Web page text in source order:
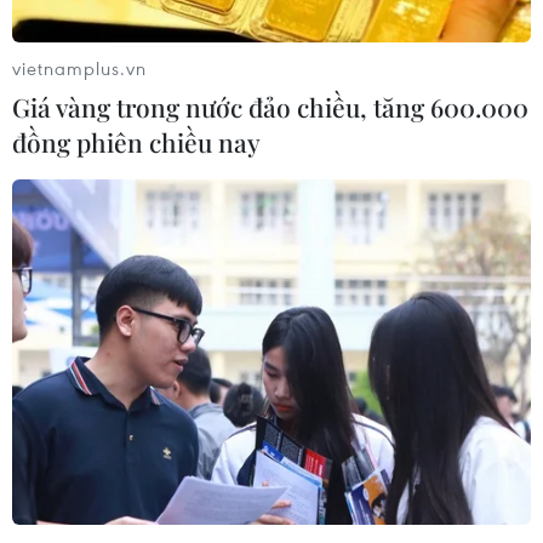
Mỹ: Đảng Cộng hòa đề xuất tăng trần nợ
công thêm 1.500 tỷ USD
20/04/2023 07:47
Chủ tịch Hạ viện Mỹ đã đề xuất trước Quốc hội dự luật
cho phép nâng trần nợ công quốc gia thêm 1.500 tỷ
USD, vấn đề vốn đang gây tranh cãi giữa hai đảng
trong Quốc hội Mỹ.
vietnamplus.vn
Giá vàng trong nước đảo chiều, tăng 600.000
đồng phiên chiều nay